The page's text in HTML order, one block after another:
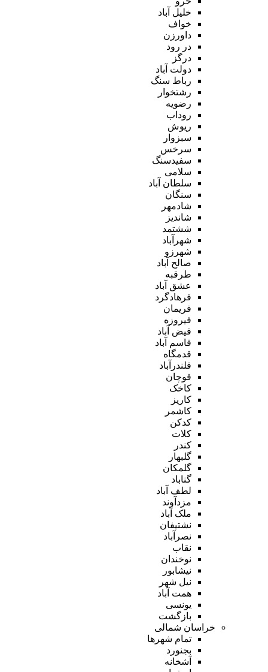
خلیل آباد
خواف
داورزن
در رود
درگز
دولت آباد
رباط سنگ
رشتخوار
رضویه
روداب
ریوش
سبزوار
سرخس
سفیدسنگ
سلامی
سلطان آباد
سنگان
شادمهر
شاندیز
ششتمد
شهرآباد
شهرزو
صالح آباد
طرقبه
عشق آباد
فرهادگرد
فریمان
فیروزه
فیض آباد
قاسم آباد
قدمگاه
قلندرآباد
قوچان
کاخک
کاریز
کاشمر
کدکن
کلات
کندر
گلبهار
گلمکان
گناباد
لطف آباد
مزدآوند
ملک آباد
نشتیفان
نصرآباد
نقاب
نوخندان
نیشابور
نیل شهر
همت آباد
یونسی
بازگشت
خراسان شمالی
تمام شهر‌ها
بجنورد
آشخانه